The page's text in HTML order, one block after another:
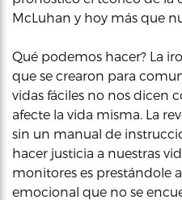
McLuhan y hoy más que
Qué podemos hacer? La
que se crearon para
vidas fáciles no nos dicen
afecte la vida misma. La
sin un manual de
hacer justicia a nuestras
monitores es prestándole
emocional que no se